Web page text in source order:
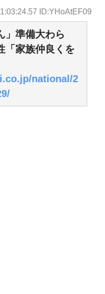
ID:YHoAtEF09
」準備大わら
家族仲良くを
national/2